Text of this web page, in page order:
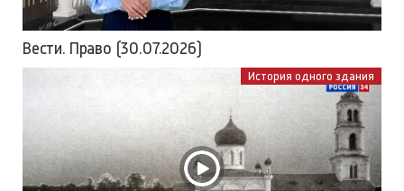
Вести. Право (30.07.2026)
История одного здания